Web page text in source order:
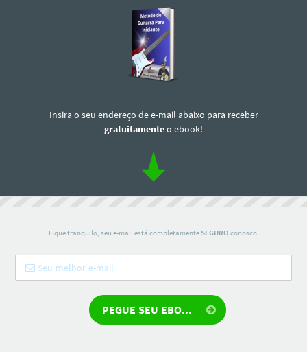
Insira o seu endereço de e-mail abaixo para receber
gratuitamenteo ebook!
Fique tranquilo, seu e-mail está completamente SEGURO conosco!